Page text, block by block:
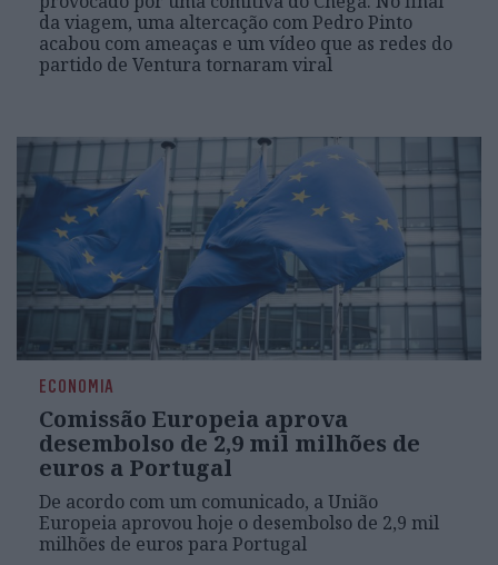
da viagem, uma altercação com Pedro Pinto
acabou com ameaças e um vídeo que as redes do
partido de Ventura tornaram viral
ECONOMIA
Comissão Europeia aprova
desembolso de 2,9 mil milhões de
euros a Portugal
De acordo com um comunicado, a União
Europeia aprovou hoje o desembolso de 2,9 mil
milhões de euros para Portugal